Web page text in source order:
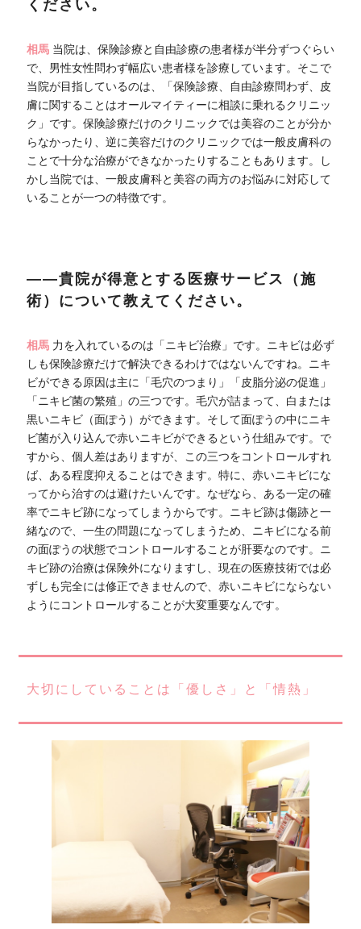
ください。
相馬 当院は、保険診療と自由診療の患者様が半分ずつぐらい
で、男性女性問わず幅広い患者様を診療しています。そこで
当院が目指しているのは、「保険診療、自由診療問わず、皮
膚に関することはオールマイティーに相談に乗れるクリニッ
ク」です。保険診療だけのクリニックでは美容のことが分か
らなかったり、逆に美容だけのクリニックでは一般皮膚科の
ことで十分な治療ができなかったりすることもあります。し
かし当院では、一般皮膚科と美容の両方のお悩みに対応して
いることが一つの特徴です。
――貴院が得意とする医療サービス（施
術）について教えてください。
相馬 力を入れているのは「ニキビ治療」です。ニキビは必ず
しも保険診療だけで解決できるわけではないんですね。ニキ
ビができる原因は主に「毛穴のつまり」「皮脂分泌の促進」
「ニキビ菌の繁殖」の三つです。毛穴が詰まって、白または
黒いニキビ（面ぽう）ができます。そして面ぽうの中にニキ
ビ菌が入り込んで赤いニキビができるという仕組みです。で
すから、個人差はありますが、この三つをコントロールすれ
ば、ある程度抑えることはできます。特に、赤いニキビにな
ってから治すのは避けたいんです。なぜなら、ある一定の確
率でニキビ跡になってしまうからです。ニキビ跡は傷跡と一
緒なので、一生の問題になってしまうため、ニキビになる前
の面ぽうの状態でコントロールすることが肝要なのです。ニ
キビ跡の治療は保険外になりますし、現在の医療技術では必
ずしも完全には修正できませんので、赤いニキビにならない
ようにコントロールすることが大変重要なんです。
大切にしていることは「優しさ」と「情熱」